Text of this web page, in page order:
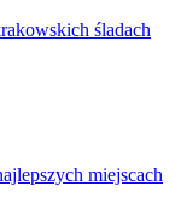
śladach
miejscach